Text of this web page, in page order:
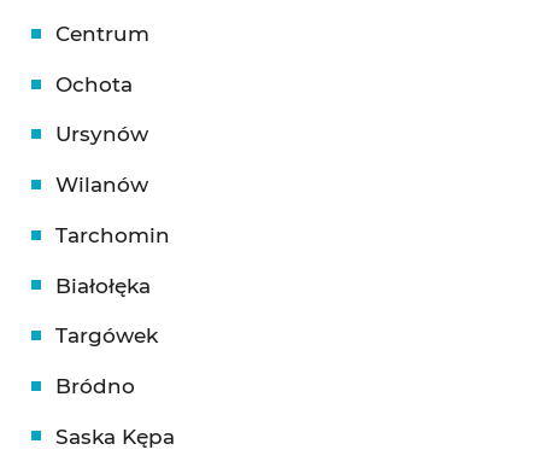
Centrum
Ochota
Ursynów
Wilanów
Tarchomin
Białołęka
Targówek
Bródno
Saska Kępa